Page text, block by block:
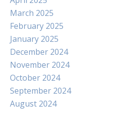
March 2025
February 2025
January 2025
December 2024
November 2024
October 2024
September 2024
August 2024